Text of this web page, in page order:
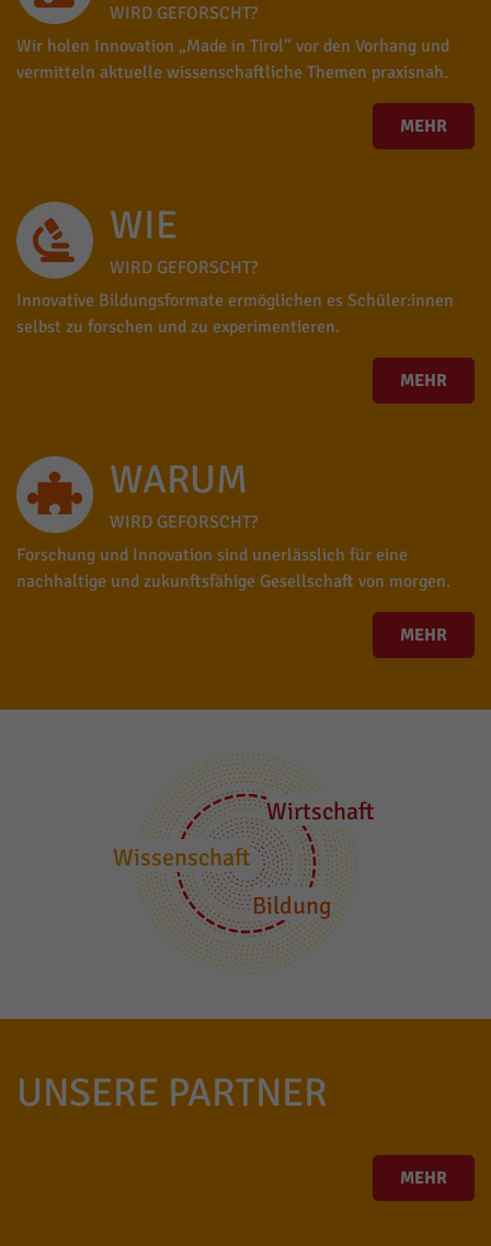
WIRD GEFORSCHT?
Wir holen Innovation „Made in Tirol“ vor den Vorhang und
vermitteln aktuelle wissenschaftliche Themen praxisnah.
MEHR
WIE
WIRD GEFORSCHT?
Innovative Bildungsformate ermöglichen es Schüler:innen
selbst zu forschen und zu experimentieren.
MEHR
WARUM
WIRD GEFORSCHT?
Forschung und Innovation sind unerlässlich für eine
nachhaltige und zukunftsfähige Gesellschaft von morgen.
MEHR
Wirtschaft
Wissenschaft
Bildung
UNSERE PARTNER
MEHR